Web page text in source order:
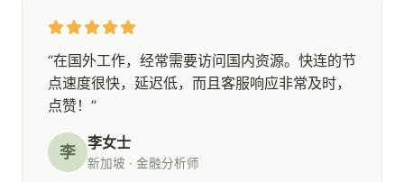
“在国外工作，经常需要访问国内资源。快连的节
点速度很快，延迟低，而且客服响应非常及时，
点赞！”
李 李女士
新加坡 · 金融分析师